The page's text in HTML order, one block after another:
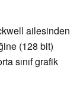
ailesinden
(128 bit)
sınıf grafik